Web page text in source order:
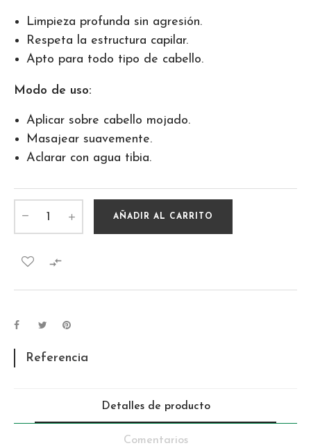
Limpieza profunda sin agresión.
Respeta la estructura capilar.
Apto para todo tipo de cabello.
Modo de uso:
Aplicar sobre cabello mojado.
Masajear suavemente.
Aclarar con agua tibia.
AÑADIR AL CARRITO

Referencia
Detalles de producto
Comentarios